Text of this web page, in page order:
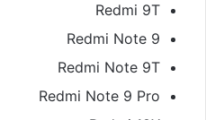
Redmi 9T
Redmi Note 9
Redmi Note 9T
Redmi Note 9 Pro